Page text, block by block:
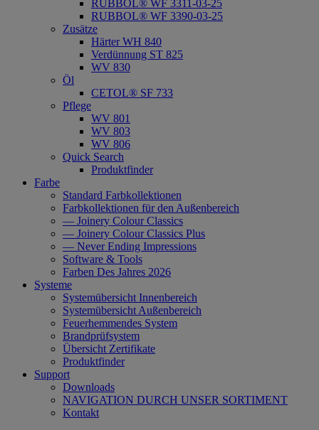
RUBBOL® WF 3311-03-25
RUBBOL® WF 3390-03-25
Zusätze
Härter WH 840
Verdünnung ST 825
WV 830
Öl
CETOL® SF 733
Pflege
WV 801
WV 803
WV 806
Quick Search
Produktfinder
Farbe
Standard Farbkollektionen
Farbkollektionen für den Außenbereich
— Joinery Colour Classics
— Joinery Colour Classics Plus
— Never Ending Impressions
Software & Tools
Farben Des Jahres 2026
Systeme
Systemübersicht Innenbereich
Systemübersicht Außenbereich
Feuerhemmendes System
Brandprüfsystem
Übersicht Zertifikate
Produktfinder
Support
Downloads
NAVIGATION DURCH UNSER SORTIMENT
Kontakt